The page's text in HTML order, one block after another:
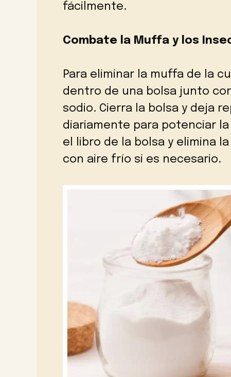
fácilmente.
Combate la Muffa y los
Para eliminar la muffa de la
dentro de una bolsa junto
sodio. Cierra la bolsa y deja
diariamente para potenciar
el libro de la bolsa y elimina
con aire frío si es necesario.